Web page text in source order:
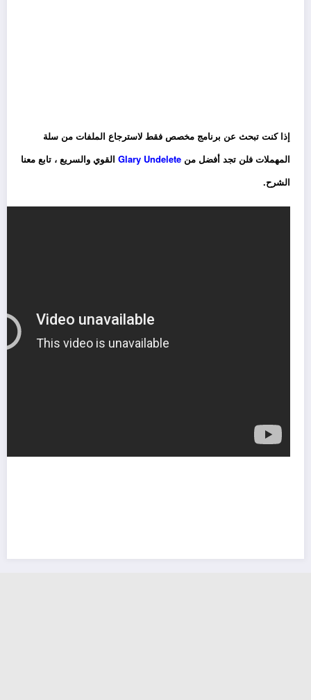
إذا كنت تبحث عن برنامج مخصص فقط لاسترجاع الملفات من سلة
المهملات فلن تجد أفضل من Glary Undelete القوي والسريع ، تابع معنا
الشرح.